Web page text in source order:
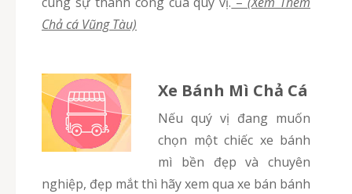
Chả cá Vũng Tàu)
Xe Bánh Mì Chả Cá
Nếu quý vị đang muốn
chọn một chiếc xe bánh
mì bền đẹp và chuyên
nghiệp, đẹp mắt thì hãy xem qua xe bán bánh